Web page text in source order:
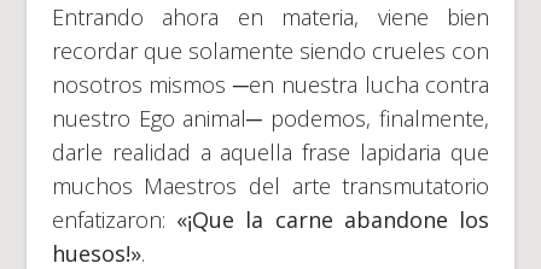
Entrando ahora en materia, viene bien
recordar que solamente siendo crueles con
nosotros mismos ─en nuestra lucha contra
nuestro Ego animal─ podemos, finalmente,
darle realidad a aquella frase lapidaria que
muchos Maestros del arte transmutatorio
enfatizaron: «¡Que la carne abandone los
huesos!».